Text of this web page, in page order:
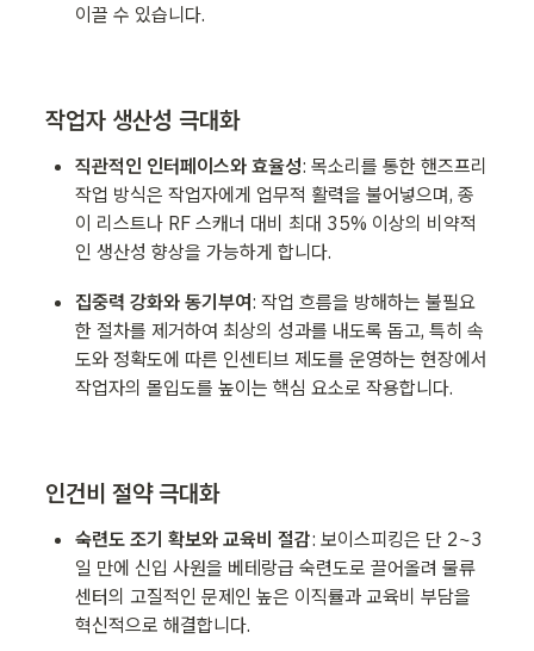
이끌 수 있습니다.
작업자 생산성 극대화
직관적인 인터페이스와 효율성: 목소리를 통한 핸즈프리
작업 방식은 작업자에게 업무적 활력을 불어넣으며, 종
이 리스트나 RF 스캐너 대비 최대 35% 이상의 비약적
인 생산성 향상을 가능하게 합니다.
집중력 강화와 동기부여 : 작업 흐름을 방해하는 불필요
한 절차를 제거하여 최상의 성과를 내도록 돕고, 특히 속
도와 정확도에 따른 인센티브 제도를 운영하는 현장에서
작업자의 몰입도를 높이는 핵심 요소로 작용합니다.
인건비 절약 극대화
숙련도 조기 확보와 교육비 절감: 보이스피킹은 단 2~3
일 만에 신입 사원을 베테랑급 숙련도로 끌어올려 물류
센터의 고질적인 문제인 높은 이직률과 교육비 부담을
혁신적으로 해결합니다.